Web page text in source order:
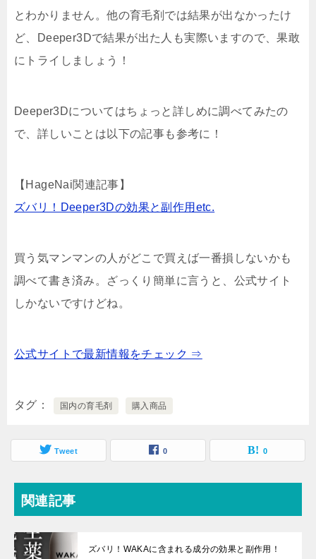
とわかりません。他の育毛剤では結果が出なかったけ
ど、Deeper3Dで結果が出た人も実際いますので、果敢
にトライしましょう！
Deeper3Dについてはちょっと詳しめに調べてみたの
で、詳しいことは以下の記事も参考に！
【HageNai関連記事】
ズバリ！Deeper3Dの効果と副作用etc.
買う気マンマンの人がどこで買えば一番損しないかも
調べて書き済み。ざっくり簡単に言うと、公式サイト
しかないですけどね。
公式サイトで最新情報をチェック ⇒
タグ 国内の育毛剤 購入商品
Tweet 0 0
関連記事
ズバリ！WAKAに含まれる成分の効果と副作用！